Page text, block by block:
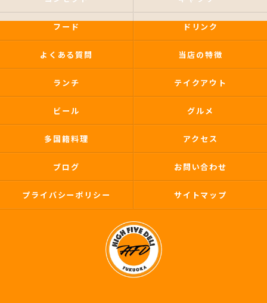
フード ドリンク
よくある質問 当店の特徴
ランチ テイクアウト
ビール グルメ
多国籍料理 アクセス
ブログ お問い合わせ
プライバシーポリシー サイトマップ